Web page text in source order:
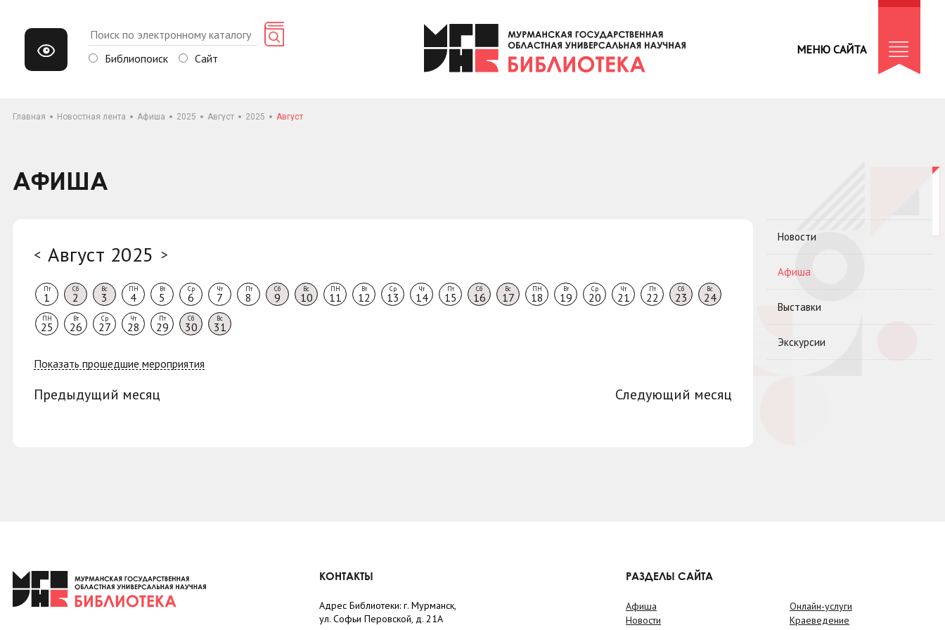
Библиопоиск Сайт
МЕНЮ САЙТА
Главная Новостная лента Афиша 2025 Август 2025 Август
АФИША
< Август 2025 >
Пт
1
Сб
2
Вс
3
ПН
4
Вт
5
Ср
6
Чт
7
Пт
8
Сб
9
Вс
10
ПН
11
Вт
12
Ср
13
Чт
14
Пт
15
Сб
16
Вс
17
ПН
18
Вт
19
Ср
20
Чт
21
Пт
22
Сб
23
Вс
24
ПН
25
Вт
26
Ср
27
Чт
28
Пт
29
Сб
30
Вс
31
Показать прошедшие мероприятия
Предыдущий месяц Следующий месяц
Новости
Афиша
Выставки
Экскурсии
КОНТАКТЫ
Адрес Библиотеки: г. Мурманск,
ул. Софьи Перовской, д. 21А
РАЗДЕЛЫ САЙТА
Афиша
Новости
Онлайн-услуги
Краеведение